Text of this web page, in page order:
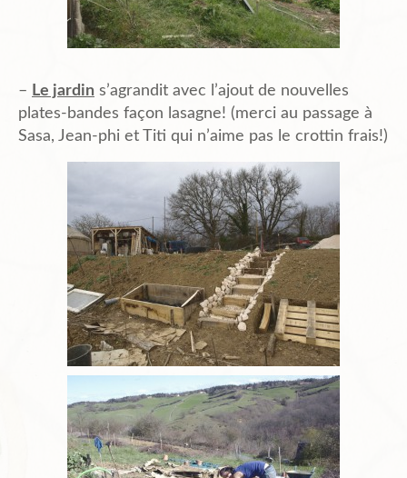
– Le jardin s’agrandit avec l’ajout de nouvelles
plates-bandes façon lasagne! (merci au passage à
Sasa, Jean-phi et Titi qui n’aime pas le crottin frais!)